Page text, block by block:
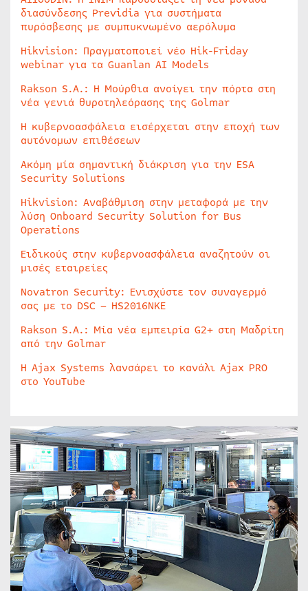
διασύνδεσης Previdia για συστήματα
πυρόσβεσης με συμπυκνωμένο αερόλυμα
Hikvision: Πραγματοποιεί νέο Hik-Friday
webinar για τα Guanlan AI Models
Rakson S.A.: Η Μούρθια ανοίγει την πόρτα στη
νέα γενιά θυροτηλεόρασης της Golmar
Η κυβερνοασφάλεια εισέρχεται στην εποχή των
αυτόνομων επιθέσεων
Ακόμη μία σημαντική διάκριση για την ESA
Security Solutions
Hikvision: Αναβάθμιση στην μεταφορά με την
λύση Onboard Security Solution for Bus
Operations
Ειδικούς στην κυβερνοασφάλεια αναζητούν οι
μισές εταιρείες
Novatron Security: Ενισχύστε τον συναγερμό
σας με το DSC – HS2016NKE
Rakson S.A.: Μία νέα εμπειρία G2+ στη Μαδρίτη
από την Golmar
Η Ajax Systems λανσάρει το κανάλι Ajax PRO
στο YouTube